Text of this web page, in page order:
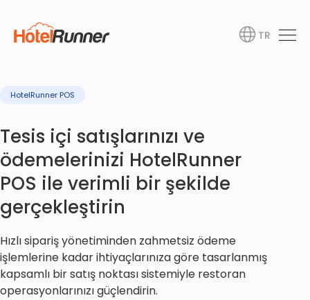
TR
HotelRunner POS
Tesis içi satışlarınızı ve
ödemelerinizi HotelRunner
POS ile verimli bir şekilde
gerçekleştirin
Hızlı sipariş yönetiminden zahmetsiz ödeme
işlemlerine kadar ihtiyaçlarınıza göre tasarlanmış
kapsamlı bir satış noktası sistemiyle restoran
operasyonlarınızı güçlendirin.